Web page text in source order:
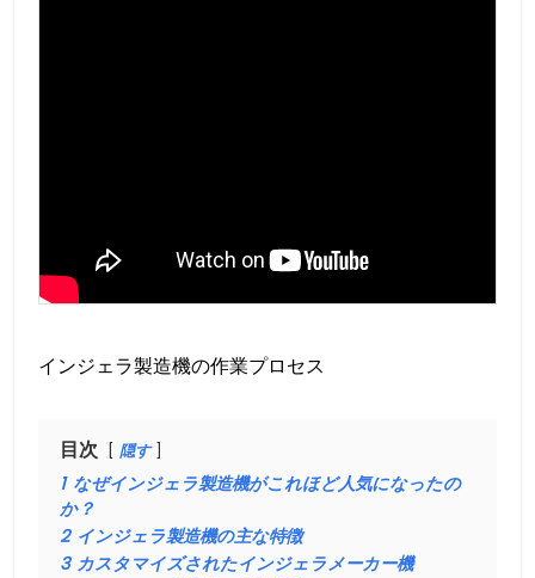
インジェラ製造機の作業プロセス
目次 隠す
1 なぜインジェラ製造機がこれほど人気になったの
か？
2 インジェラ製造機の主な特徴
3 カスタマイズされたインジェラメーカー機